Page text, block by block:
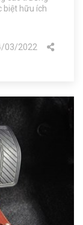
biệt hữu ích
03/2022